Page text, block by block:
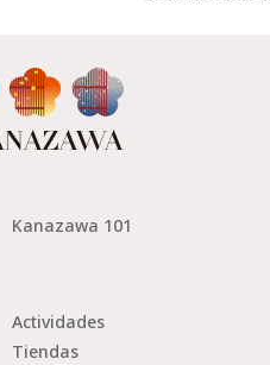
Kanazawa 101
Actividades
Tiendas